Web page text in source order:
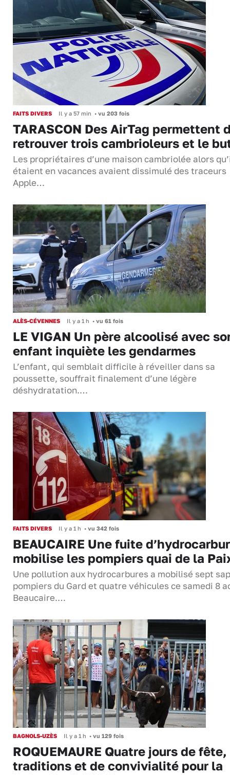
FAITS DIVERS Il y a 57 min • vu 203 fois
TARASCON Des AirTag permettent
retrouver trois cambrioleurs et le
Les propriétaires d’une maison cambriolée alors
étaient en vacances avaient dissimulé des traceurs
Apple…
ALÈS-CÉVENNES Il y a 1 h • vu 61 fois
LE VIGAN Un père alcoolisé avec
enfant inquiète les gendarmes
L’enfant, qui semblait difficile à réveiller dans sa
poussette, souffrait finalement d’une légère
déshydratation.…
FAITS DIVERS Il y a 1 h • vu 342 fois
BEAUCAIRE Une fuite
mobilise les pompiers quai de la
Une pollution aux hydrocarbures a mobilisé sept
pompiers du Gard et quatre véhicules ce samedi 8
Beaucaire.…
BAGNOLS-UZÈS Il y a 1 h • vu 129 fois
ROQUEMAURE Quatre jours de fête,
traditions et de convivialité pour la